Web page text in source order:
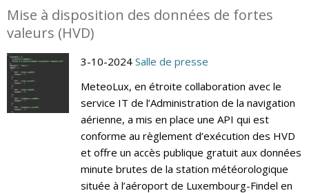
Mise à disposition des données de fortes
valeurs (HVD)
3-10-2024 Salle de presse
MeteoLux, en étroite collaboration avec le
service IT de l’Administration de la navigation
aérienne, a mis en place une API qui est
conforme au règlement d’exécution des HVD
et offre un accès publique gratuit aux données
minute brutes de la station météorologique
située à l’aéroport de Luxembourg-Findel en